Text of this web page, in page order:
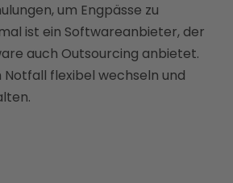
um Engpässe zu
ist ein Softwareanbieter, der
auch Outsourcing anbietet.
Notfall flexibel wechseln und